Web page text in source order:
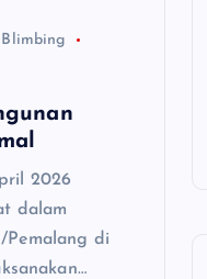
Blimbing
2026
dalam
Pemalang di